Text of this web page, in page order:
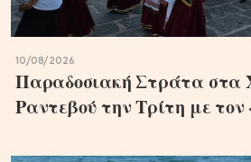
10/08/2026
Παραδοσιακή Στράτα στα
Ραντεβού την Τρίτη με